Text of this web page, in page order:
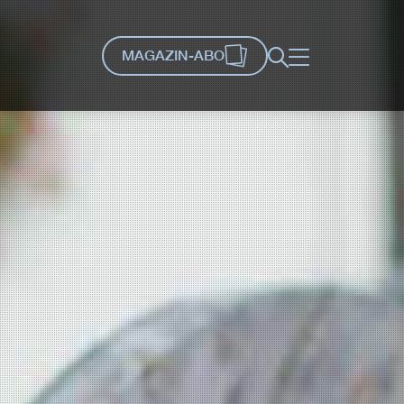
Menü
Suche
MAGAZIN-ABO